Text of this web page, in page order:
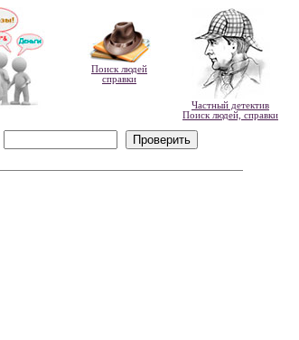
Поиск людей
справки
Частный детектив
Поиск людей, справки